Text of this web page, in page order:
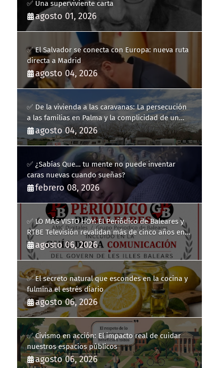
✅ Una superviviente carta
agosto 01, 2026
✅ El Salvador se conecta con Europa: nueva ruta
directa a Madrid
agosto 04, 2026
✅ De la vivienda a las caravanas: La persecución
a las familias en Palma y la complicidad de un
fracaso heredado
agosto 04, 2026
✅ ¿Sabías Que… tu mente no puede inventar
caras nuevas cuando sueñas?
febrero 08, 2026
✅ LO MÁS VISTO HOY: El Periódico de Baleares y
RTBE Televisión revalidan más de cinco años en
la Guía de la Comunicación del Govern de les Illes
Balears
agosto 06, 2026
✅ El secreto natural que escondes en la cocina y
fulmina el estrés diario
agosto 06, 2026
✅ Civismo en acción: El impacto real de cuidar
nuestros espacios públicos
agosto 06, 2026